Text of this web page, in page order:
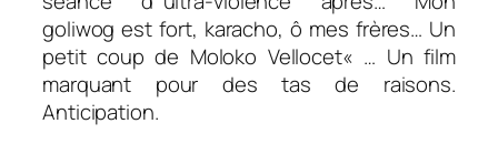
goliwog est fort, karacho, ô mes frères… Un
petit coup de Moloko Vellocet« … Un film
marquant pour des tas de raisons.
Anticipation.